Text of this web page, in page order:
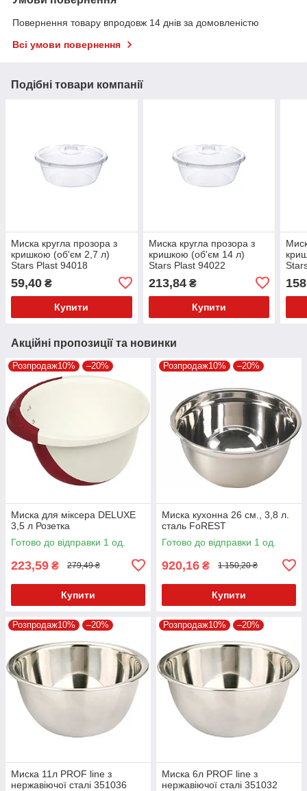
Повернення товару впродовж 14 днів за домовленістю
Всі умови повернення
Подібні товари компанії
Миска кругла прозора з
кришкою (об'єм 2,7 л)
Stars Plast 94018
59,40 ₴
Купити
Миска кругла прозора з
кришкою (об'єм 14 л)
Stars Plast 94022
213,84₴
Купити
Акційні пропозиції та новинки
Розпродаж10% –20%
Миска для міксера DELUXE
3,5 л Розетка
Готово до відправки 1 од.
223,59 ₴ 279,49 ₴
Купити
Розпродаж10% –20%
Миска кухонна 26 см., 3,8 л.
сталь FoREST
Готово до відправки 1 од.
920,16 ₴ 1 150,20 ₴
Купити
Розпродаж10% –20%
Миска 11л PROF line з
нержавіючої сталі 351036
Розпродаж10% –20%
Миска 6л PROF line з
нержавіючої сталі 351032